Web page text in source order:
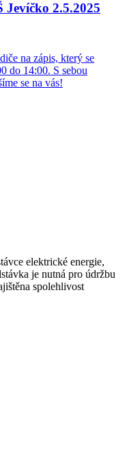
Jevíčko 2.5.2025
na zápis, který se
do 14:00. S sebou
se na vás!
elektrické energie,
je nutná pro údržbu
spolehlivost